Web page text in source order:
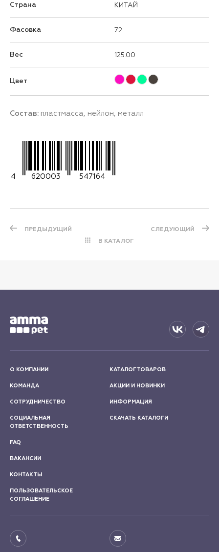
Страна КИТАЙ
Фасовка 72
Вес 125.00
Цвет
Состав: пластмасса, нейлон, металл
4 620003 547164
ПРЕДЫДУЩИЙ
В КАТАЛОГ
СЛЕДУЮЩИЙ
О КОМПАНИИ
КОМАНДА
СОТРУДНИЧЕСТВО
СОЦИАЛЬНАЯ
ОТВЕТСТВЕННОСТЬ
КАТАЛОГ ТОВАРОВ
АКЦИИ И НОВИНКИ
ИНФОРМАЦИЯ
СКАЧАТЬ КАТАЛОГИ
FAQ
ВАКАНСИИ
КОНТАКТЫ
ПОЛЬЗОВАТЕЛЬСКОЕ
СОГЛАШЕНИЕ